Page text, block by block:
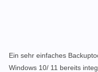
Ein sehr einfaches
Windows 10/ 11 bereits